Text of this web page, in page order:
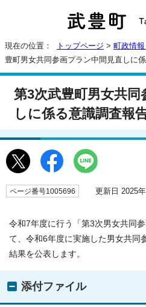
現在の位置： トップページ > 町政情
豊町男女共同参画プラン中間見直しに
第3次武豊町男女共
しに係る意識調査報
ページ番号1005696 更新日 2025年
令和7年度に行う「第3次男女共同
て、令和6年度に実施した男女共同
結果を公表します。
添付ファイル